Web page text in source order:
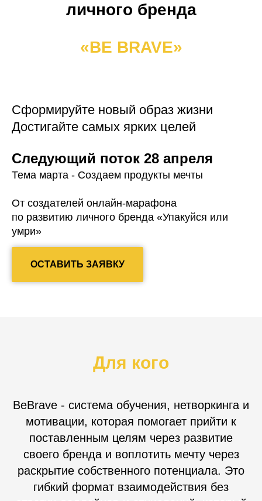
личного бренда
«BE BRAVE»
Сформируйте новый образ жизни
Достигайте самых ярких целей
Следующий поток 28 апреля
Тема марта - Создаем продукты мечты
От создателей онлайн-марафона
по развитию личного бренда «Упакуйся или
умри»
ОСТАВИТЬ ЗАЯВКУ
Для кого
BeBrave - система обучения, нетворкинга и
мотивации, которая помогает прийти к
поставленным целям через развитие
своего бренда и воплотить мечту через
раскрытие собственного потенциала. Это
гибкий формат взаимодействия без